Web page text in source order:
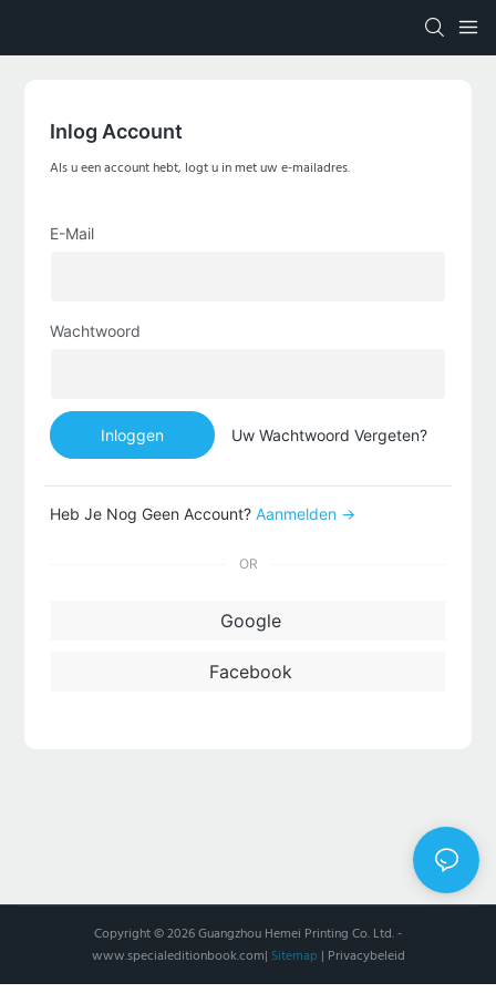
Inlog Account
Als u een account hebt, logt u in met uw e-mailadres.
E-Mail
Wachtwoord
Inloggen Uw Wachtwoord Vergeten?
Heb Je Nog Geen Account? Aanmelden →
OR
Google
Facebook
Copyright © 2026 Guangzhou Hemei Printing Co. Ltd. -
www.specialeditionbook.com| Sitemap | Privacybeleid